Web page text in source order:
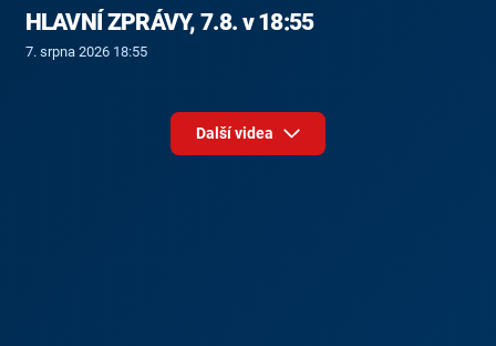
HLAVNÍ ZPRÁVY, 7.8. v 18:55
7. srpna 2026 18:55
Další videa